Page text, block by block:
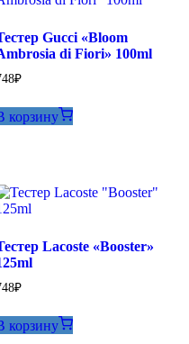
Gucci «Bloom
di Fiori» 100ml
₽
корзину
Lacoste «Booster»
₽
корзину